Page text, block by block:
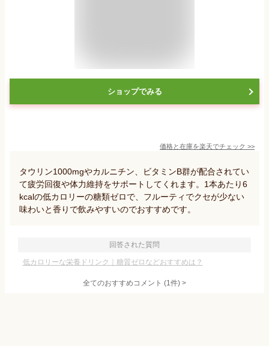
ショップでみる
価格と在庫を楽天でチェック >>
タウリン1000mgやカルニチン、ビタミンB群が配合されてい
て疲労回復や体力維持をサポートしてくれます。1本あたり6
kcalの低カロリーの糖類ゼロで、フルーティでクセが少ない
味わいと香りで飲みやすいのでおすすめです。
回答された質問
低カロリーな栄養ドリンク｜糖質ゼロなどおすすめは？
全てのおすすめコメント (1件) >